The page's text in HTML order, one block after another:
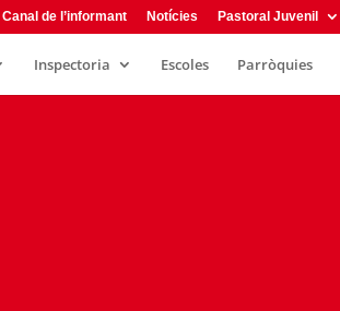
Canal de l’informant Notícies Pastoral Juvenil
Inspectoria Escoles Parròquies